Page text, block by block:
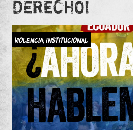
DERECHO!
Violencia Institucional